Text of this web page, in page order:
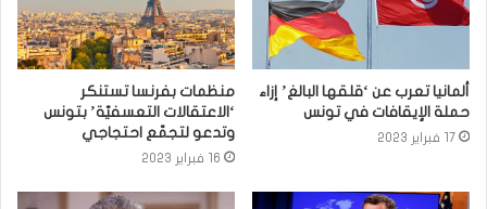
ألمانيا تعرب عن ‘قلقها البالغ’ إزاء
حملة الإيقافات في تونس
17 فبراير 2023
منظمات بفرنسا تستنكر
‘الاعتقالات التعسفيّة’ بتونس
وتدعو لتجمّع احتجاجي
16 فبراير 2023